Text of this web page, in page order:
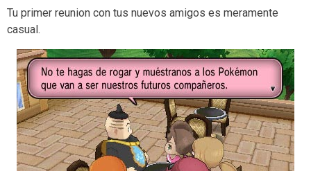
Tu primer reunion con tus nuevos amigos es meramente
casual.